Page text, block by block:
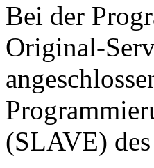
Bei der
Original-
(SLAVE)